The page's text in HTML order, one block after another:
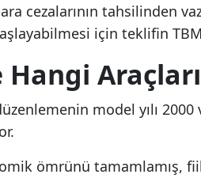
cezalarının tahsilinden
için teklifin
model yılı
ömrünü tamamlamış,